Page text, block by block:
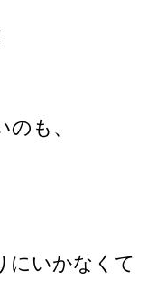
も、
にいかなくて